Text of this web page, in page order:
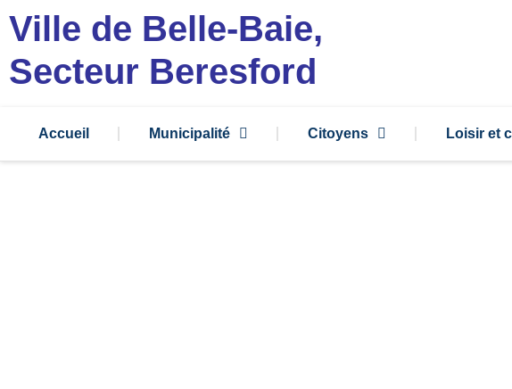
Ville de Belle-Baie,
Secteur Beresford
Accueil Municipalité Citoyens Loisir et